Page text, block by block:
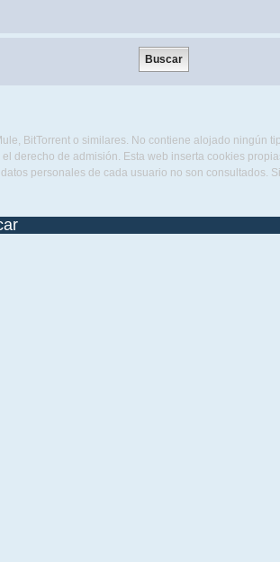
BitTorrent o similares. No contiene alojado ningún
derecho de admisión. Esta web inserta cookies
personales de cada usuario no son consultados.